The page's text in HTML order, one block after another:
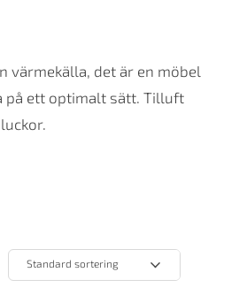
värmekälla, det är en möbel
på ett optimalt sätt. Tilluft
Standard sortering